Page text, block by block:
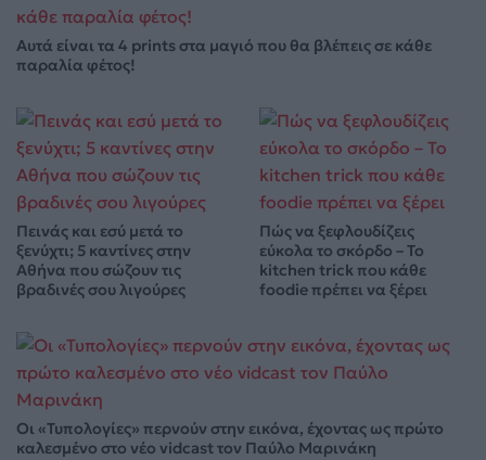
Αυτά είναι τα 4 prints στα μαγιό που θα βλέπεις σε κάθε
παραλία φέτος!
Πεινάς και εσύ μετά το
ξενύχτι; 5 καντίνες στην
Αθήνα που σώζουν τις
βραδινές σου λιγούρες
Πώς να ξεφλουδίζεις
εύκολα το σκόρδο – Το
kitchen trick που κάθε
foodie πρέπει να ξέρει
Οι «Τυπολογίες» περνούν στην εικόνα, έχοντας ως πρώτο
καλεσμένο στο νέο vidcast τον Παύλο Μαρινάκη